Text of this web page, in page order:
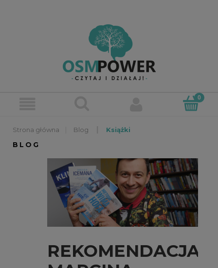
Blog Książki
BLOG
REKOMENDACJA